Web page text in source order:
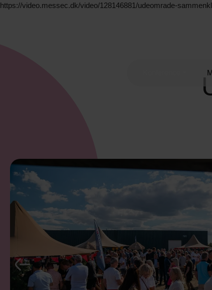
https://video.messec.dk/video/128146881/udeomrade-
Previous